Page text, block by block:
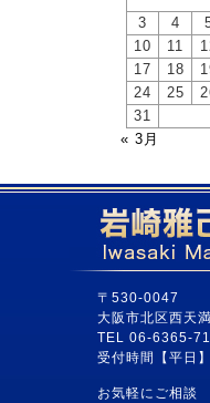
3
4
10
11
17
18
24
25
31
« 3月
〒530-0047
大阪市北区西天
TEL 06-6365-
受付時間【平日
お気軽にご相談